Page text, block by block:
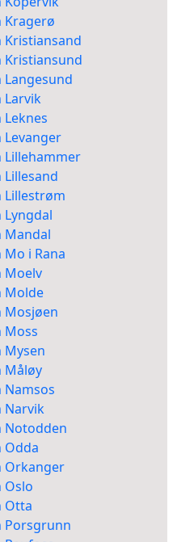
Kragerø
Kristiansand
Kristiansund
Larvik
Levanger
Lillehammer
Lillestrøm
Mandal
i Rana
Moelv
Molde
Mosjøen
Moss
Mysen
Måløy
Narvik
Notodden
Odda
Orkanger
Oslo
Otta
Porsgrunn